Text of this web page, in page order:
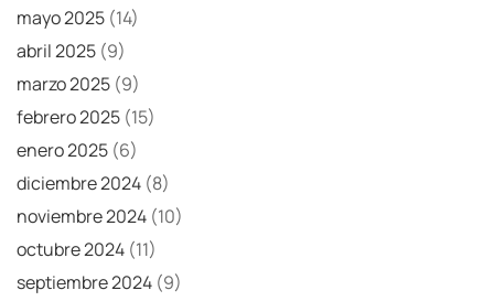
mayo 2025 (14)
abril 2025 (9)
marzo 2025 (9)
febrero 2025 (15)
enero 2025 (6)
diciembre 2024 (8)
noviembre 2024 (10)
octubre 2024 (11)
septiembre 2024 (9)